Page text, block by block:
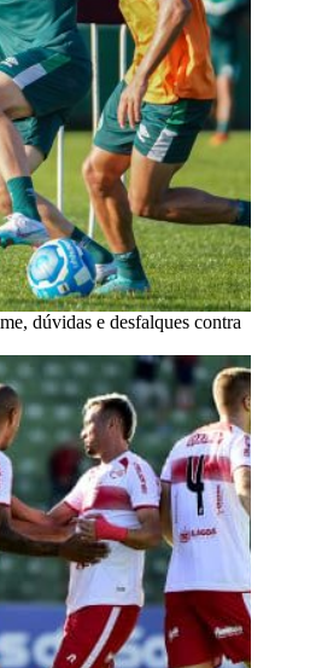
dúvidas e desfalques contra